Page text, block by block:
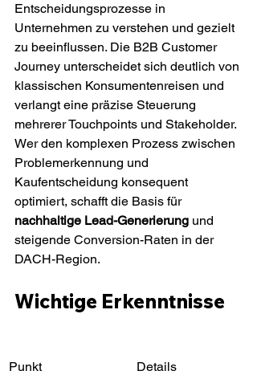
Entscheidungsprozesse in
Unternehmen zu verstehen und gezielt
zu beeinflussen. Die B2B Customer
Journey unterscheidet sich deutlich von
klassischen Konsumentenreisen und
verlangt eine präzise Steuerung
mehrerer Touchpoints und Stakeholder.
Wer den komplexen Prozess zwischen
Problemerkennung und
Kaufentscheidung konsequent
optimiert, schafft die Basis für
nachhaltige Lead-Generierung und
steigende Conversion-Raten in der
DACH-Region.
Wichtige Erkenntnisse
Punkt Details